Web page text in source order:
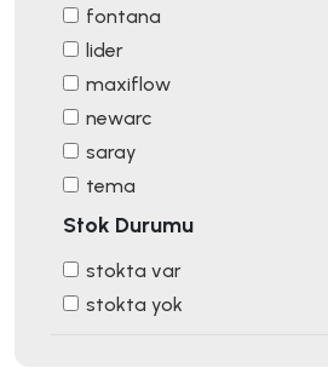
fontana
lider
maxiflow
newarc
saray
tema
Stok Durumu
stokta var
stokta yok